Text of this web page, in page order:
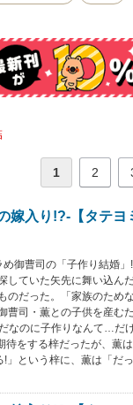
1 2
嫁入り!?-【タテヨ
御曹司の「子作り結婚
していた矢先に舞い込ん
のだった。「家族のため
曹司・薫との子供を産む
なのに子作りなんて…だ
をする梓だったが、薫
」という梓に、薫は「だ